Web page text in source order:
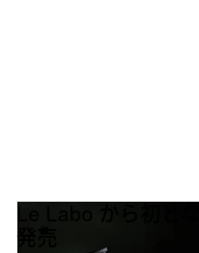
Le Labo から初と
発売